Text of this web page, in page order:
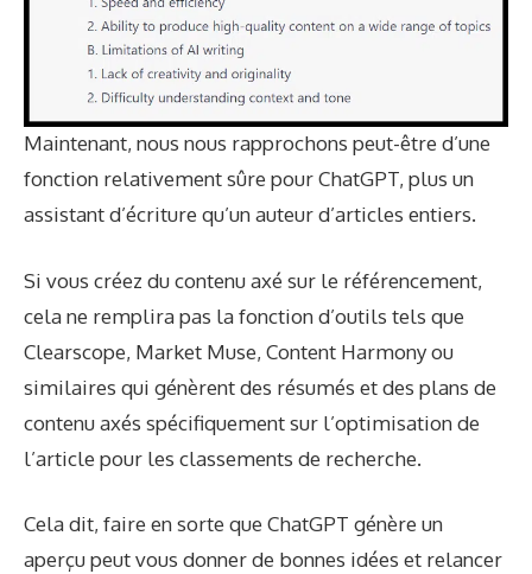
Maintenant, nous nous rapprochons peut-être d’une
fonction relativement sûre pour ChatGPT, plus un
assistant d’écriture qu’un auteur d’articles entiers.
Si vous créez du contenu axé sur le référencement,
cela ne remplira pas la fonction d’outils tels que
Clearscope, Market Muse, Content Harmony ou
similaires qui génèrent des résumés et des plans de
contenu axés spécifiquement sur l’optimisation de
l’article pour les classements de recherche.
Cela dit, faire en sorte que ChatGPT génère un
aperçu peut vous donner de bonnes idées et relancer